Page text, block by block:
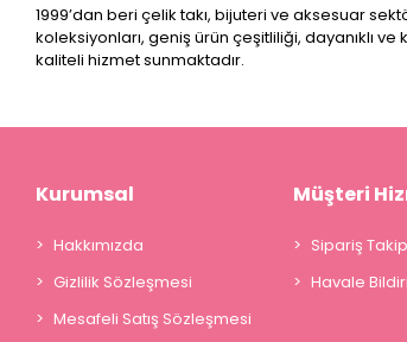
1999’dan beri çelik takı, bijuteri ve aksesuar
koleksiyonları, geniş ürün çeşitliliği, dayanıklı
kaliteli hizmet sunmaktadır.
Kurumsal
Hakkımızda
Gizlilik Sözleşmesi
Mesafeli Satış Sözleşmesi
Müşteri
Sipariş Takip
Havale